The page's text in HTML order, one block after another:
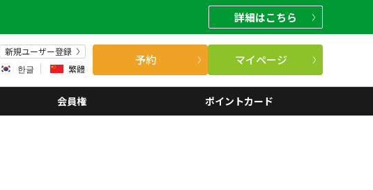
詳細はこちら
新規ユーザー登録
한글 繁體
予約 マイページ
会員権 ポイントカード